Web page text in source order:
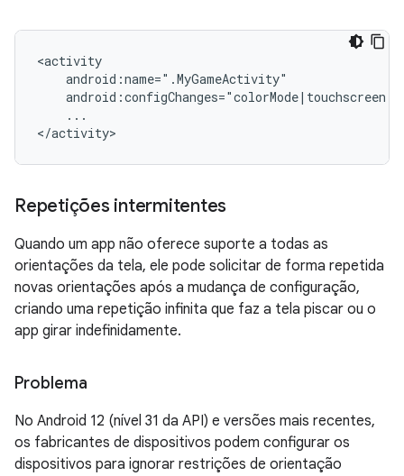
...
Repetições intermitentes
Quando um app não oferece suporte a todas as
orientações da tela, ele pode solicitar de forma repetida
novas orientações após a mudança de configuração,
criando uma repetição infinita que faz a tela piscar ou o
app girar indefinidamente.
Problema
No Android 12 (nível 31 da API) e versões mais recentes,
os fabricantes de dispositivos podem configurar os
dispositivos para ignorar restrições de orientação